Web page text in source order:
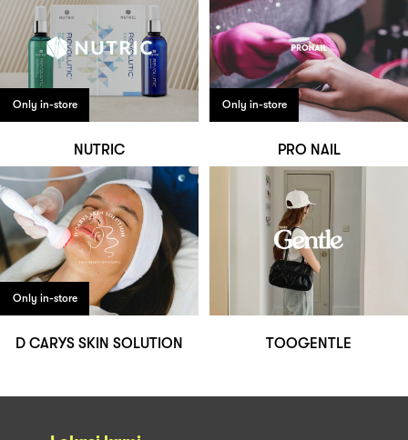
Only in-store
NUTRIC
Only in-store
PRO NAIL
Only in-store
D CARYS SKIN SOLUTION TOOGENTLE